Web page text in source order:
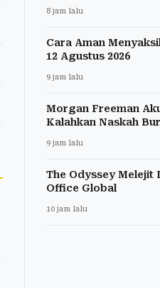
8 jam lalu
Cara Aman
12 Agustus 2026
9 jam lalu
Morgan Freeman
Kalahkan Naskah
9 jam lalu
The Odyssey Melejit
Office Global
10 jam lalu